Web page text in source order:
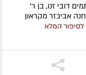
דובי זנו, בן ר'
אביכזר מקראון
לסיפור המלא